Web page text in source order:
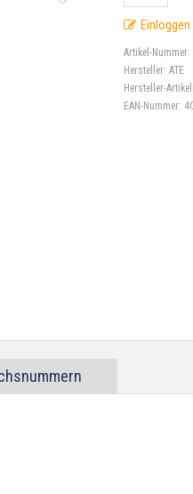
Artikel-Nummer:
Hersteller:ATE
Hersteller-
EAN-Nummer: